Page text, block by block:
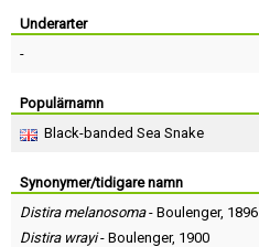
Underarter
-
Populärnamn
Black-banded Sea Snake
Synonymer/tidigare namn
Distira melanosoma- Boulenger, 1896
Distira wrayi- Boulenger, 1900